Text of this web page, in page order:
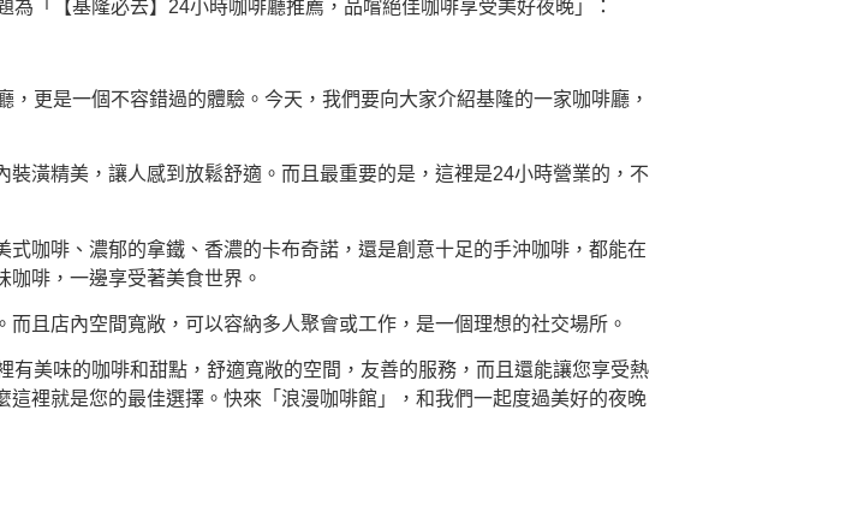
「【基隆必去】24小時咖啡廳推薦，品嚐絕佳咖啡享受美好夜晚」：
更是一個不容錯過的體驗。今天，我們要向大家介紹基隆的一家咖啡廳，
潢精美，讓人感到放鬆舒適。而且最重要的是，這裡是24小時營業的，不
咖啡、濃郁的拿鐵、香濃的卡布奇諾，還是創意十足的手沖咖啡，都能在
啡，一邊享受著美食世界。
且店內空間寬敞，可以容納多人聚會或工作，是一個理想的社交場所。
美味的咖啡和甜點，舒適寬敞的空間，友善的服務，而且還能讓您享受熱
裡就是您的最佳選擇。快來「浪漫咖啡館」，和我們一起度過美好的夜晚